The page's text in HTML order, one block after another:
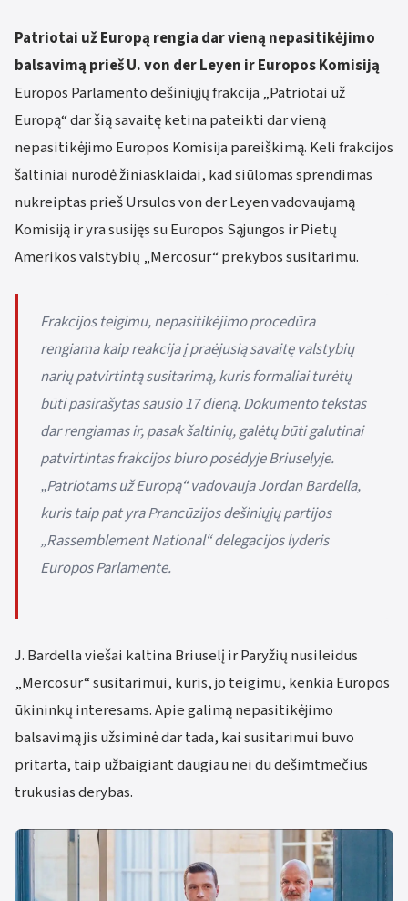
Patriotai už Europą rengia dar vieną nepasitikėjimo
balsavimą prieš U. von der Leyen ir Europos Komisiją
Europos Parlamento dešiniųjų frakcija „Patriotai už
Europą“ dar šią savaitę ketina pateikti dar vieną
nepasitikėjimo Europos Komisija pareiškimą. Keli frakcijos
šaltiniai nurodė žiniasklaidai, kad siūlomas sprendimas
nukreiptas prieš Ursulos von der Leyen vadovaujamą
Komisiją ir yra susijęs su Europos Sąjungos ir Pietų
Amerikos valstybių „Mercosur“ prekybos susitarimu.
Frakcijos teigimu, nepasitikėjimo procedūra
rengiama kaip reakcija į praėjusią savaitę valstybių
narių patvirtintą susitarimą, kuris formaliai turėtų
būti pasirašytas sausio 17 dieną. Dokumento tekstas
dar rengiamas ir, pasak šaltinių, galėtų būti galutinai
patvirtintas frakcijos biuro posėdyje Briuselyje.
„Patriotams už Europą“ vadovauja Jordan Bardella,
kuris taip pat yra Prancūzijos dešiniųjų partijos
„Rassemblement National“ delegacijos lyderis
Europos Parlamente.
J. Bardella viešai kaltina Briuselį ir Paryžių nusileidus
„Mercosur“ susitarimui, kuris, jo teigimu, kenkia Europos
ūkininkų interesams. Apie galimą nepasitikėjimo
balsavimą jis užsiminė dar tada, kai susitarimui buvo
pritarta, taip užbaigiant daugiau nei du dešimtmečius
trukusias derybas.